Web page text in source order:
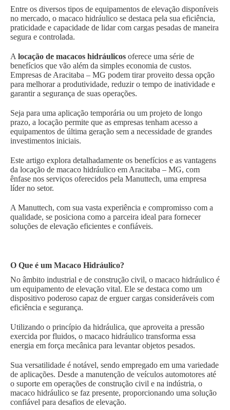
Entre os diversos tipos de equipamentos de elevação disponíveis
no mercado, o macaco hidráulico se destaca pela sua eficiência,
praticidade e capacidade de lidar com cargas pesadas de maneira
segura e controlada.
A locação de macacos hidráulicos oferece uma série de
benefícios que vão além da simples economia de custos.
Empresas de Aracitaba – MG podem tirar proveito dessa opção
para melhorar a produtividade, reduzir o tempo de inatividade e
garantir a segurança de suas operações.
Seja para uma aplicação temporária ou um projeto de longo
prazo, a locação permite que as empresas tenham acesso a
equipamentos de última geração sem a necessidade de grandes
investimentos iniciais.
Este artigo explora detalhadamente os benefícios e as vantagens
da locação de macaco hidráulico em Aracitaba – MG, com
ênfase nos serviços oferecidos pela Manuttech, uma empresa
líder no setor.
A Manuttech, com sua vasta experiência e compromisso com a
qualidade, se posiciona como a parceira ideal para fornecer
soluções de elevação eficientes e confiáveis.
O Que é um Macaco Hidráulico?
No âmbito industrial e de construção civil, o macaco hidráulico é
um equipamento de elevação vital. Ele se destaca como um
dispositivo poderoso capaz de erguer cargas consideráveis com
eficiência e segurança.
Utilizando o princípio da hidráulica, que aproveita a pressão
exercida por fluidos, o macaco hidráulico transforma essa
energia em força mecânica para levantar objetos pesados.
Sua versatilidade é notável, sendo empregado em uma variedade
de aplicações. Desde a manutenção de veículos automotores até
o suporte em operações de construção civil e na indústria, o
macaco hidráulico se faz presente, proporcionando uma solução
confiável para desafios de elevação.